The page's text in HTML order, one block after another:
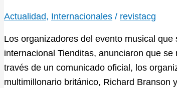
Actualidad, Internacionales / revistacg
Los organizadores del evento musical
internacional Tienditas, anunciaron que
través de un comunicado oficial, los
multimillonario británico, Richard Branson